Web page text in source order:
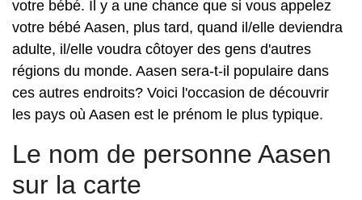
votre bébé. Il y a une chance que si vous appelez
votre bébé Aasen, plus tard, quand il/elle deviendra
adulte, il/elle voudra côtoyer des gens d'autres
régions du monde. Aasen sera-t-il populaire dans
ces autres endroits? Voici l'occasion de découvrir
les pays où Aasen est le prénom le plus typique.
Le nom de personne Aasen
sur la carte